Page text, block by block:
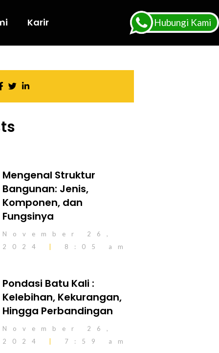
Karir Hubungi Kami
Mengenal Struktur
Bangunan: Jenis,
Komponen, dan
Fungsinya
November 26,
2024
8:05 am
Pondasi Batu Kali :
Kelebihan, Kekurangan,
Hingga Perbandingan
November 26,
2024
7:59 am